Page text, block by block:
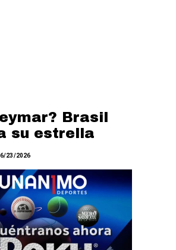
Brasil
su estrella
23/2026